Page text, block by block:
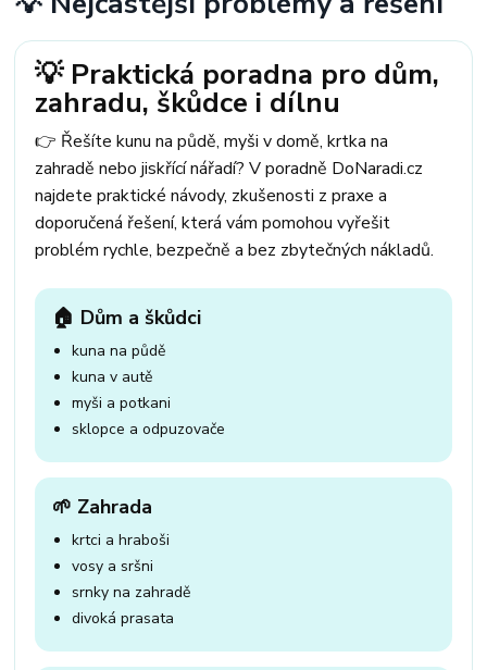
mravenci a mšice
uhlíky do nářadí
uhlíky do nařadí
uhlíky do vysavače
uhlíky do pračky uhlíky do
uhlíky parkside
uhlíky ferm uhlíky makita
uhlíkové kartáče
kde sehnat uhlíky
kde koupit uhlíky
💡 Praktická poradna pro dům,
zahradu, škůdce i dílnu
👉 Řešíte kunu na půdě, myši v domě, krtka na
zahradě nebo jiskřící nářadí? V poradně DoNaradi.cz
najdete praktické návody, zkušenosti z praxe a
doporučená řešení, která vám pomohou vyřešit
problém rychle, bezpečně a bez zbytečných nákladů.
🏠 Dům a škůdci
kuna na půdě
kuna v autě
myši a potkani
sklopce a odpuzovače
🌱 Zahrada
krtci a hraboši
vosy a sršni
srnky na zahradě
divoká prasata